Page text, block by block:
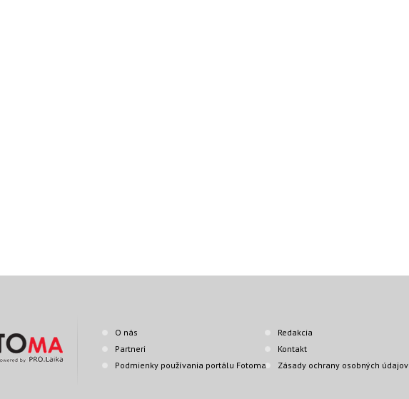
O nás
Redakcia
Partneri
Kontakt
Podmienky používania portálu Fotoma
Zásady ochrany osobných údajov